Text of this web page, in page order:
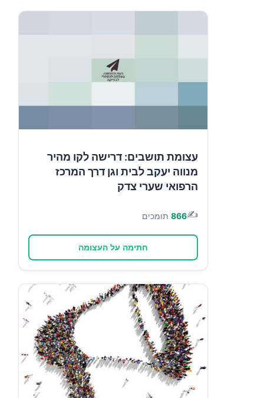
עצומת תושבים: דרישה לקו מהיר
מנווה יעקב לבית וגן דרך המרכז
הרפואי שערי צדק
✍️
866 תומכים
חתימה על העצומה